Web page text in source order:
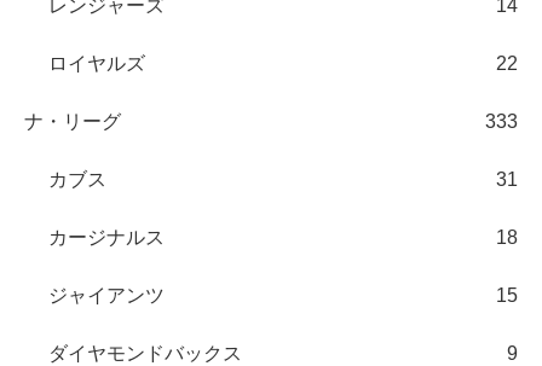
レンジャーズ 14
ロイヤルズ 22
ナ・リーグ 333
カブス 31
カージナルス 18
ジャイアンツ 15
ダイヤモンドバックス 9